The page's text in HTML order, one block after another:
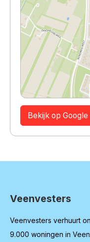
Bekijk op
Veenvesters
Veenvesters verhuurt
9.000 woningen in